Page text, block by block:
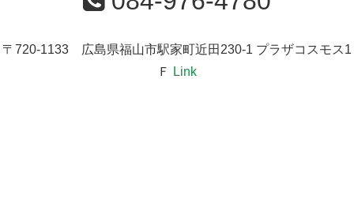
〒720-1133 広島県福山市駅家町近田230-1 プラザコスモス1
Ｆ
Link